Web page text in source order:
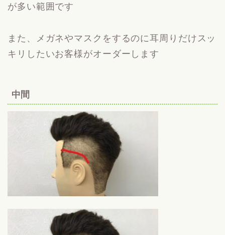
が多い範囲です
また、メガネやマスクをするのに耳周りだけスッ
キリしたいお客様がオーダーします
中間